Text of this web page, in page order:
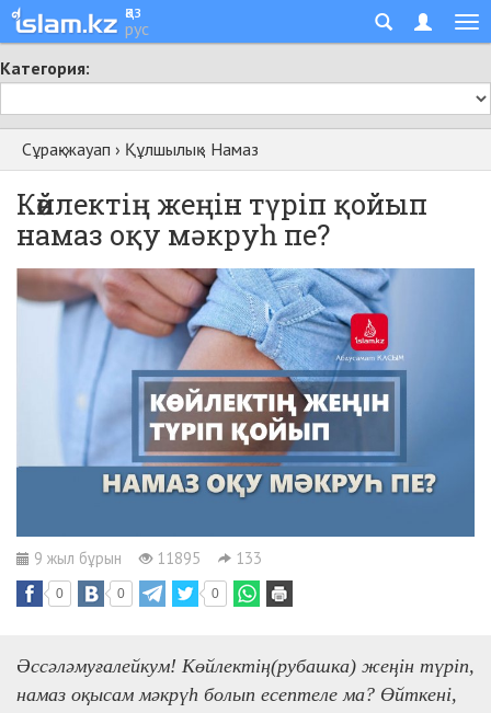
қаз
рус
Категория:
Сұрақ-жауап › Құлшылық› Намаз
Көйлектің жеңін түріп қойып
намаз оқу мәкруһ пе?
9 жыл бұрын 11895 133
0 0 0
Әссәләмуғалейкум! Көйлектің(рубашка) жеңін түріп,
намаз оқысам мəкрүһ болып есептеле ма? Өйткені,